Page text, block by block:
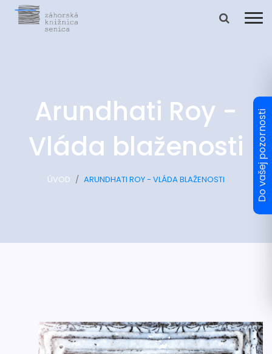
Arundhati Roy -
Vláda blaženosti
ÚVOD ARUNDHATI ROY - VLÁDA BLAŽENOSTI